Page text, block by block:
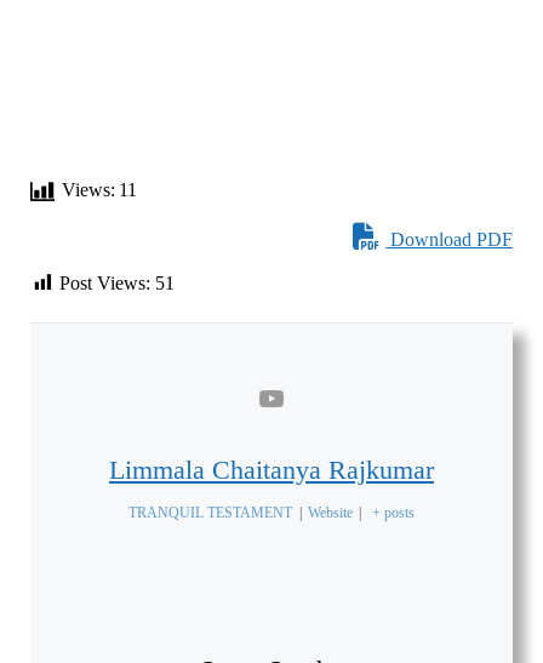
Views: 11
Download PDF
Post Views: 51
Limmala Chaitanya Rajkumar
TRANQUIL TESTAMENT Website + posts